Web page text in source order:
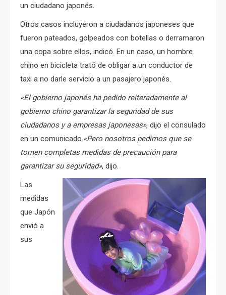
un ciudadano japonés.
Otros casos incluyeron a ciudadanos japoneses que
fueron pateados, golpeados con botellas o derramaron
una copa sobre ellos, indicó. En un caso, un hombre
chino en bicicleta trató de obligar a un conductor de
taxi a no darle servicio a un pasajero japonés.
«El gobierno japonés ha pedido reiteradamente al
gobierno chino garantizar la seguridad de sus
ciudadanos y a empresas japonesas», dijo el consulado
en un comunicado.«Pero nosotros pedimos que se
tomen completas medidas de precaución para
garantizar su seguridad», dijo.
Las
medidas
que Japón
envió a
sus